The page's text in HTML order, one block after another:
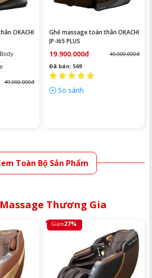
OKACHI
49.000.000đ
Ghế massage toàn thân OKACHI
JP-I65 PLUS
19.900.000đ
45.000.000đ
Đã bán: 569
So sánh
Toàn Bộ Sản Phẩm
Thương Gia
Giảm27%